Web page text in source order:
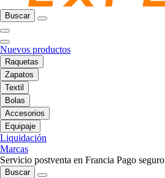
Buscar
Nuevos productos
Raquetas
Zapatos
Textil
Bolas
Accesorios
Equipaje
Liquidación
Marcas
Servicio postventa en Francia Pago seguro
Buscar